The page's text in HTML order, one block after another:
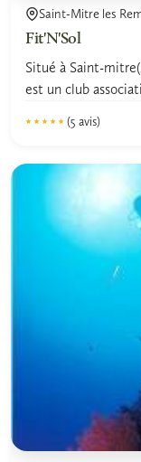
Saint-Mitre les
Fit'N'Sol
Situé à Saint-
est un club
★★★★★
★★★★★ (5 avis)